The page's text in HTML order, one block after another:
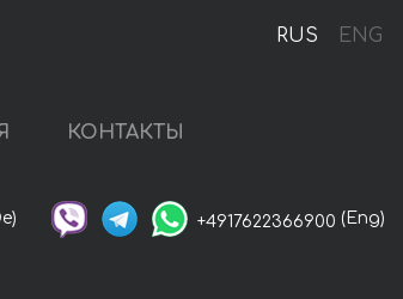
RUS ENG
КОНТАКТЫ
+4917622366900 (Eng)